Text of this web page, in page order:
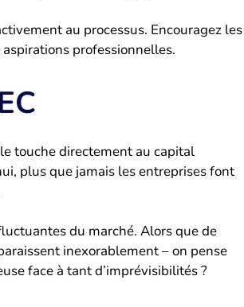
au processus. Encouragez les
professionnelles.
touche directement au capital
plus que jamais les entreprises font
du marché. Alors que de
inexorablement – on pense
face à tant d’imprévisibilités ?